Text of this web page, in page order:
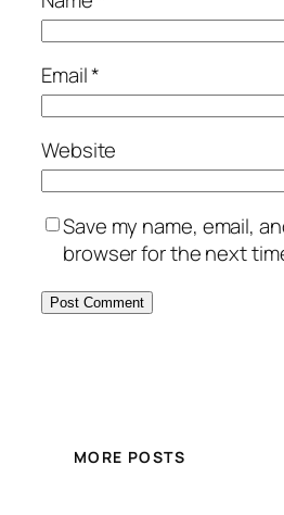
Email*
Website
Save my name, email,
browser for the next
MORE POSTS